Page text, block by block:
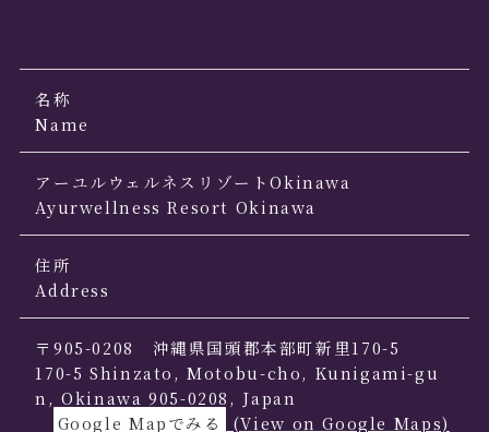
名称
Name
アーユルウェルネスリゾートOkinawa
Ayurwellness Resort Okinawa
住所
Address
〒905-0208 沖縄県国頭郡本部町新里170-5
170-5 Shinzato, Motobu-cho, Kunigami-gu
n, Okinawa 905-0208, Japan
Google Mapでみる
(View on Google Maps)